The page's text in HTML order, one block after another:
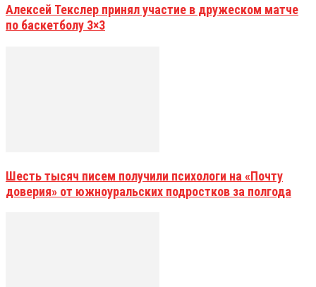
Алексей Текслер принял участие в дружеском матче
по баскетболу 3×3
Шесть тысяч писем получили психологи на «Почту
доверия» от южноуральских подростков за полгода